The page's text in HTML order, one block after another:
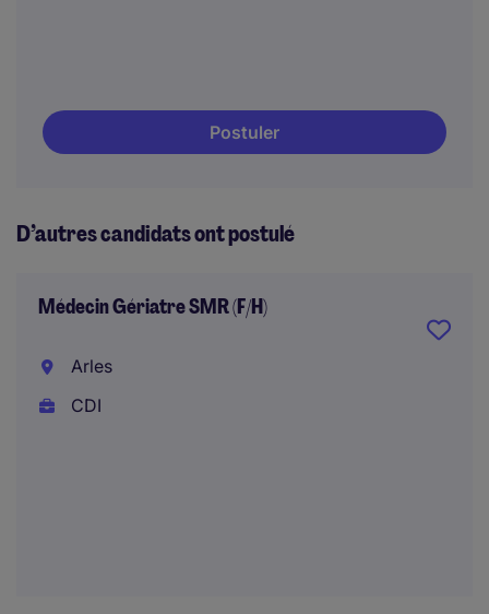
Postuler
D’autres candidats ont postulé
Médecin Gériatre SMR (F/H)
Arles
CDI